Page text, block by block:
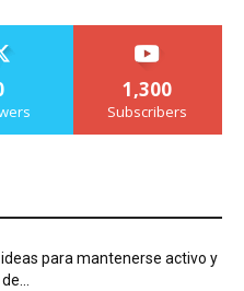
1,300
Subscribers
ideas para mantenerse activo y